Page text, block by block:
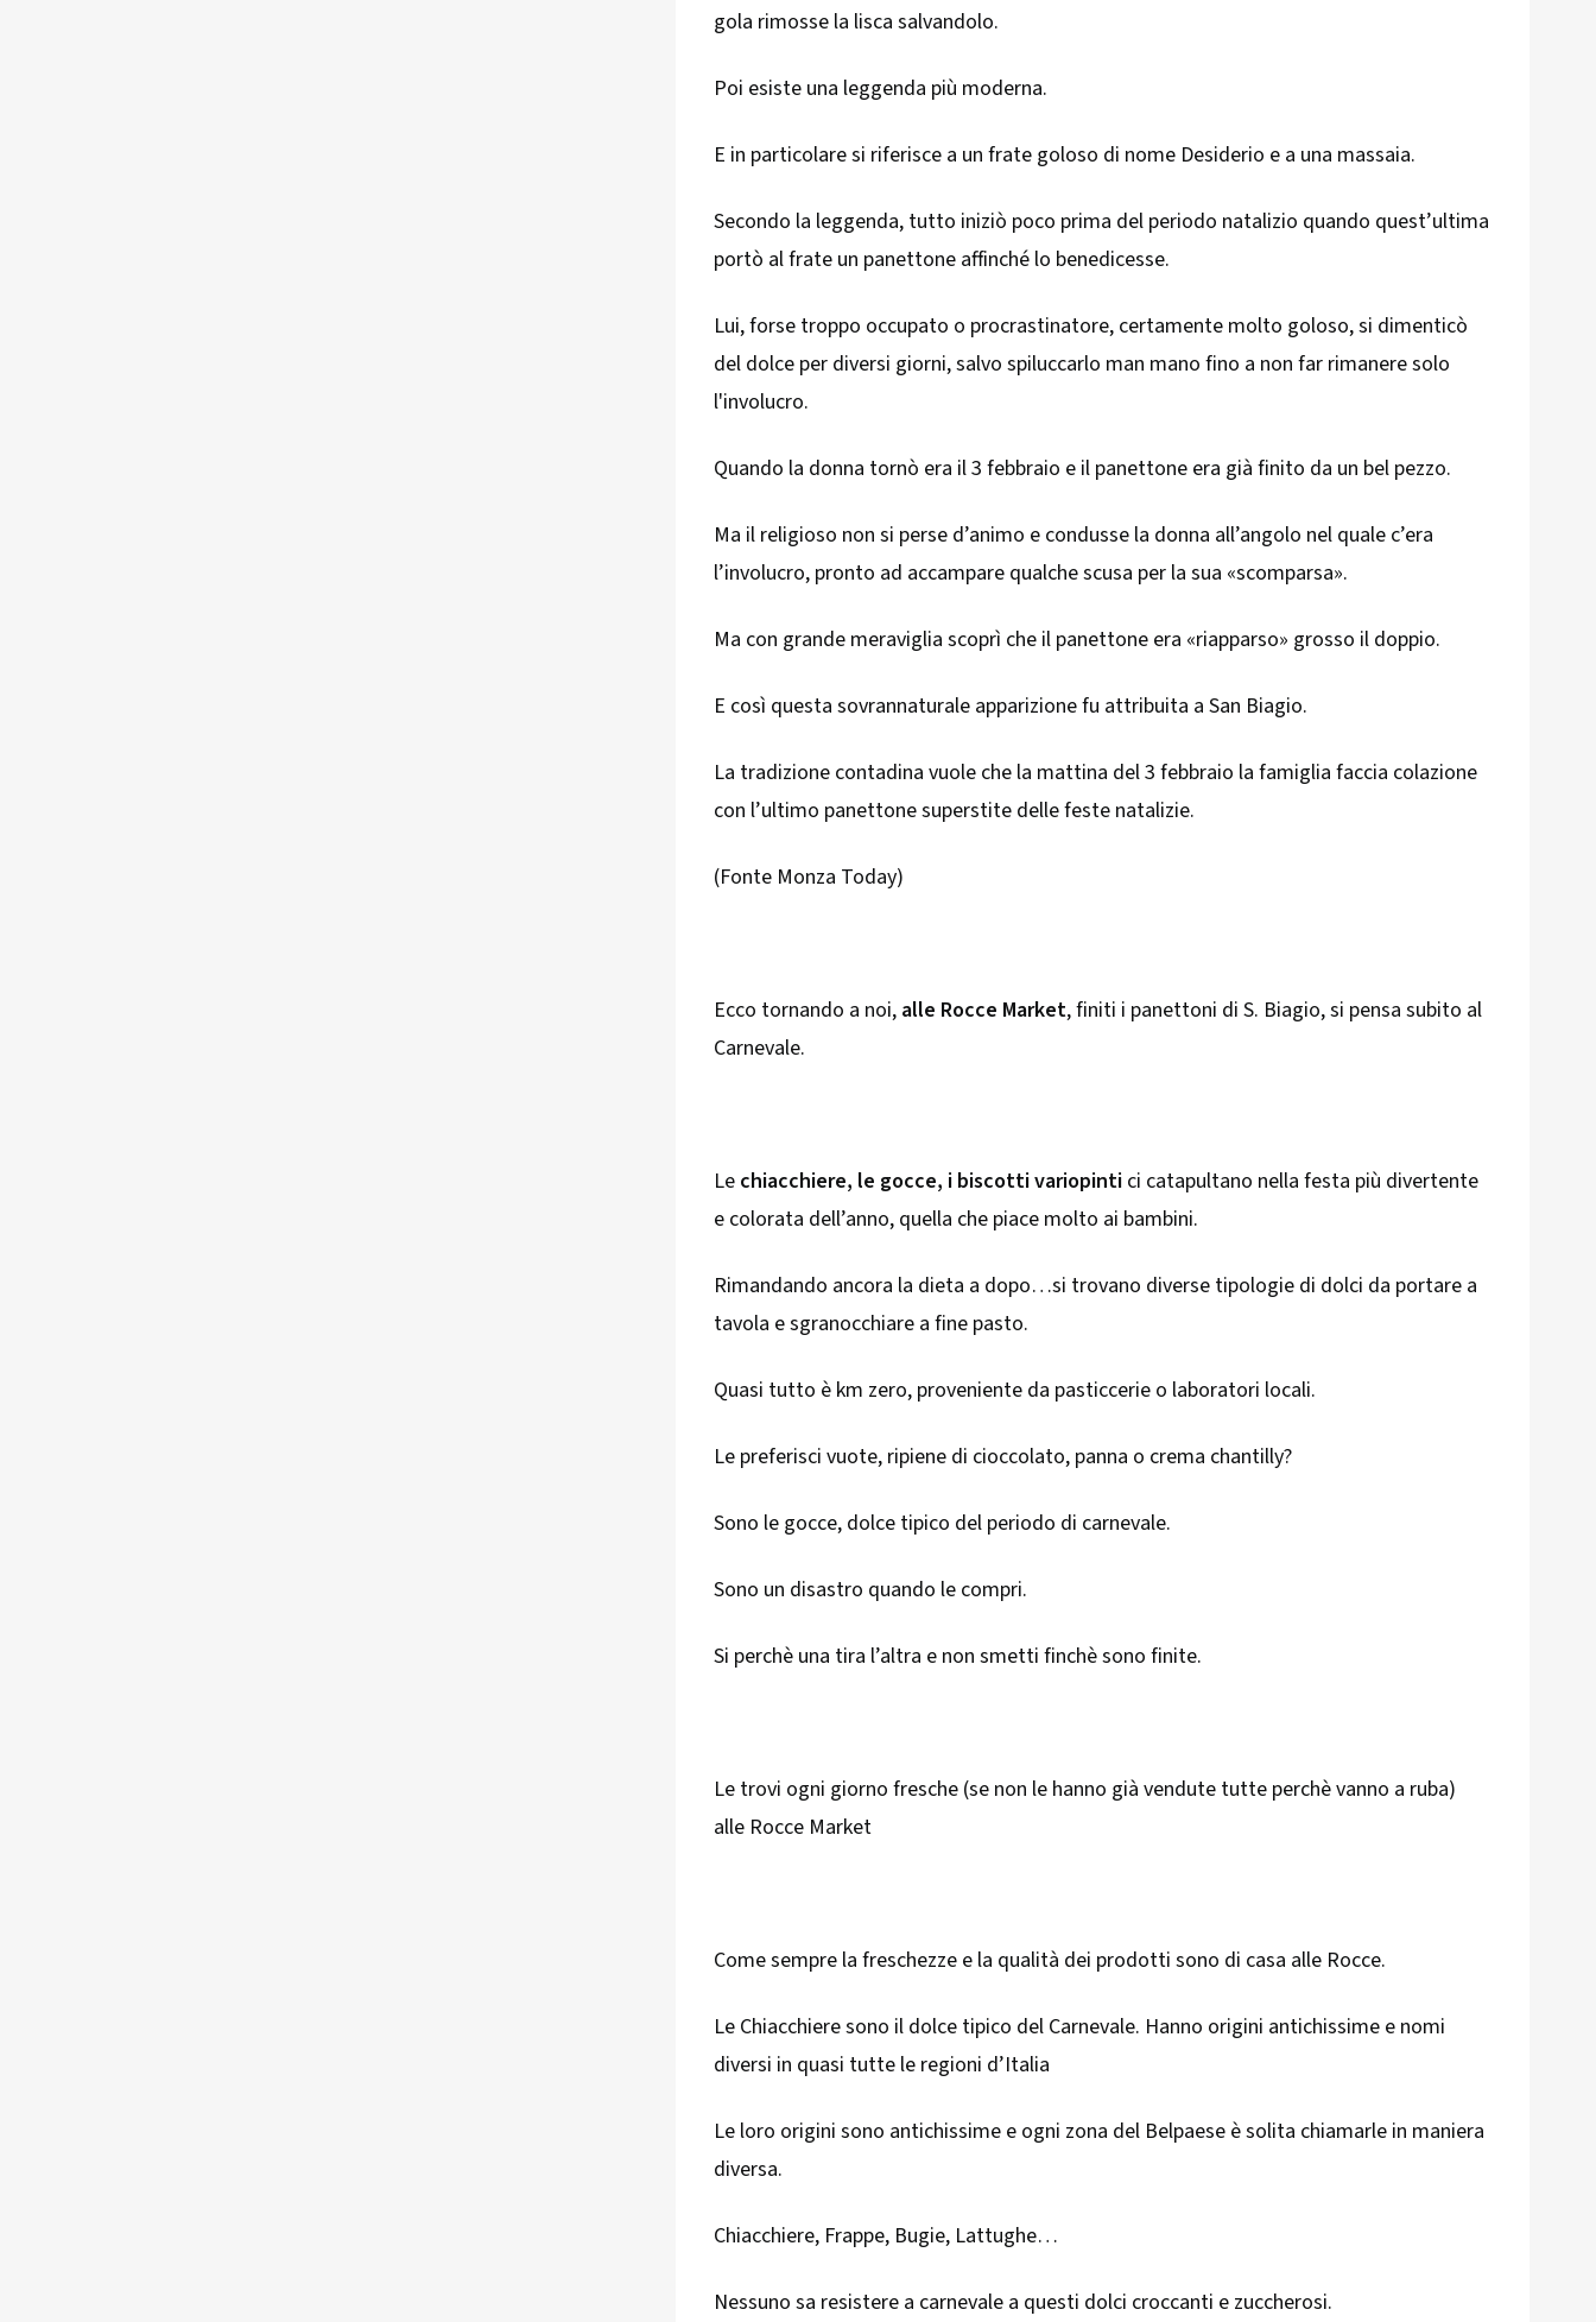
gola rimosse la lisca salvandolo.
Poi esiste una leggenda più moderna.
E in particolare si riferisce a un frate goloso di nome Desiderio e a una massaia.
Secondo la leggenda, tutto iniziò poco prima del periodo natalizio quando quest’ultima
portò al frate un panettone affinché lo benedicesse.
Lui, forse troppo occupato o procrastinatore, certamente molto goloso, si dimenticò
del dolce per diversi giorni, salvo spiluccarlo man mano fino a non far rimanere solo
l'involucro.
Quando la donna tornò era il 3 febbraio e il panettone era già finito da un bel pezzo.
Ma il religioso non si perse d’animo e condusse la donna all’angolo nel quale c’era
l’involucro, pronto ad accampare qualche scusa per la sua «scomparsa».
Ma con grande meraviglia scoprì che il panettone era «riapparso» grosso il doppio.
E così questa sovrannaturale apparizione fu attribuita a San Biagio.
La tradizione contadina vuole che la mattina del 3 febbraio la famiglia faccia colazione
con l’ultimo panettone superstite delle feste natalizie.
(Fonte Monza Today)
Ecco tornando a noi, alle Rocce Market, finiti i panettoni di S. Biagio, si pensa subito al
Carnevale.
Le chiacchiere, le gocce, i biscotti variopinti ci catapultano nella festa più divertente
e colorata dell’anno, quella che piace molto ai bambini.
Rimandando ancora la dieta a dopo…si trovano diverse tipologie di dolci da portare a
tavola e sgranocchiare a fine pasto.
Quasi tutto è km zero, proveniente da pasticcerie o laboratori locali.
Le preferisci vuote, ripiene di cioccolato, panna o crema chantilly?
Sono le gocce, dolce tipico del periodo di carnevale.
Sono un disastro quando le compri.
Si perchè una tira l’altra e non smetti finchè sono finite.
Le trovi ogni giorno fresche (se non le hanno già vendute tutte perchè vanno a ruba)
alle Rocce Market
Come sempre la freschezze e la qualità dei prodotti sono di casa alle Rocce.
Le Chiacchiere sono il dolce tipico del Carnevale. Hanno origini antichissime e nomi
diversi in quasi tutte le regioni d’Italia
Le loro origini sono antichissime e ogni zona del Belpaese è solita chiamarle in maniera
diversa.
Chiacchiere, Frappe, Bugie, Lattughe…
Nessuno sa resistere a carnevale a questi dolci croccanti e zuccherosi.